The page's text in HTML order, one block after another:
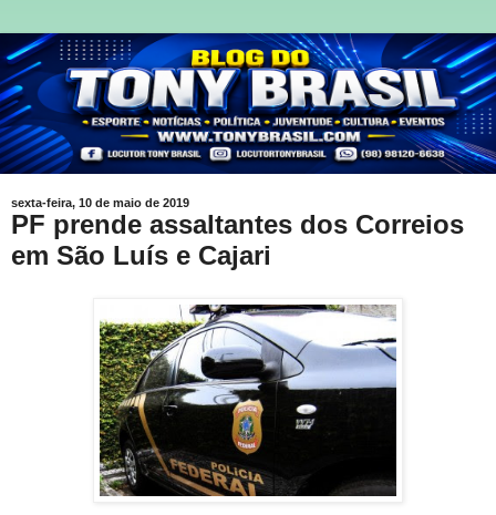
sexta-feira, 10 de maio de 2019
PF prende assaltantes dos Correios
em São Luís e Cajari